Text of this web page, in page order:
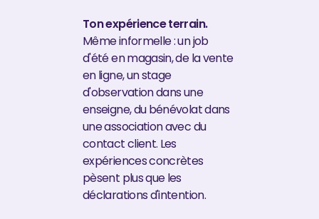
Ton expérience terrain.
Même informelle : un job
d'été en magasin, de la vente
en ligne, un stage
d'observation dans une
enseigne, du bénévolat dans
une association avec du
contact client. Les
expériences concrètes
pèsent plus que les
déclarations d'intention.